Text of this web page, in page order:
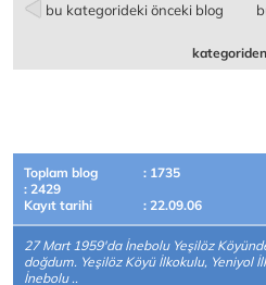
bu kategorideki önceki blog
Toplam blog
: 1735
: 2429
Kayıt tarihi
: 22.09.06
27 Mart 1959'da İnebolu Yeşilöz
doğdum. Yeşilöz Köyü İlkokulu, Yeniyol
İnebolu ..